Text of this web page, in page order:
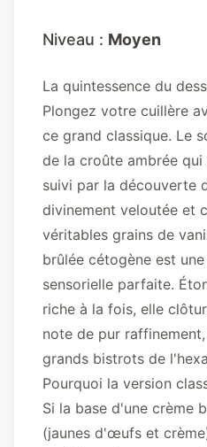
Niveau : Moyen
La quintessence du
Plongez votre cuillère
ce grand classique. Le
de la croûte ambrée
suivi par la découverte
divinement veloutée et
véritables grains de
brûlée cétogène est
sensorielle parfaite.
riche à la fois, elle
note de pur
grands bistrots de
Pourquoi la version
Si la base d'une crème
(jaunes d'œufs et